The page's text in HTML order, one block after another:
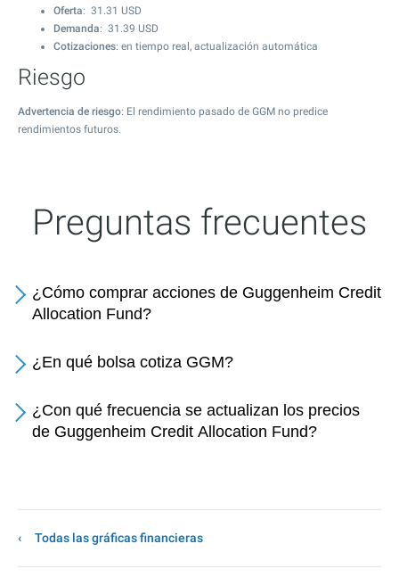
Oferta: 31.31 USD
Demanda: 31.39 USD
Cotizaciones: en tiempo real, actualización automática
Riesgo
Advertencia de riesgo: El rendimiento pasado de GGM no predice
rendimientos futuros.
Preguntas frecuentes
¿Cómo comprar acciones de Guggenheim Credit
Allocation Fund?
¿En qué bolsa cotiza GGM?
¿Con qué frecuencia se actualizan los precios
de Guggenheim Credit Allocation Fund?
Todas las gráficas financieras